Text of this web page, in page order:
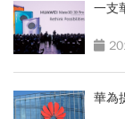
一支
華為